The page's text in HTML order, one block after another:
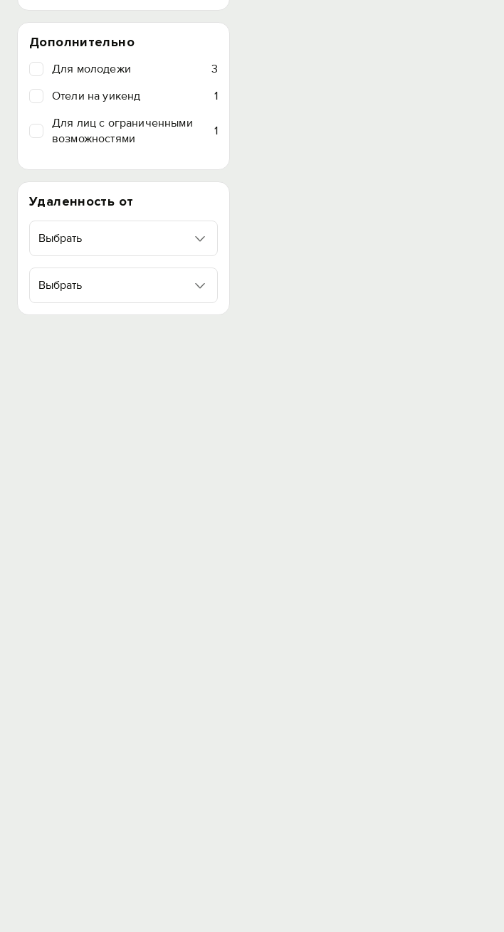
Дополнительно
Для молодежи
3
Отели на уикенд
1
Для лиц с ограниченными
возможностями
1
Удаленность от
Выбрать
Выбрать